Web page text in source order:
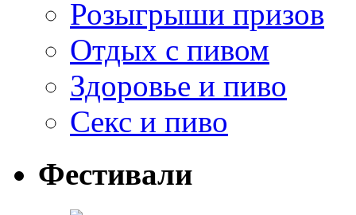
Розыгрыши призов
Отдых с пивом
Здоровье и пиво
Секс и пиво
Фестивали